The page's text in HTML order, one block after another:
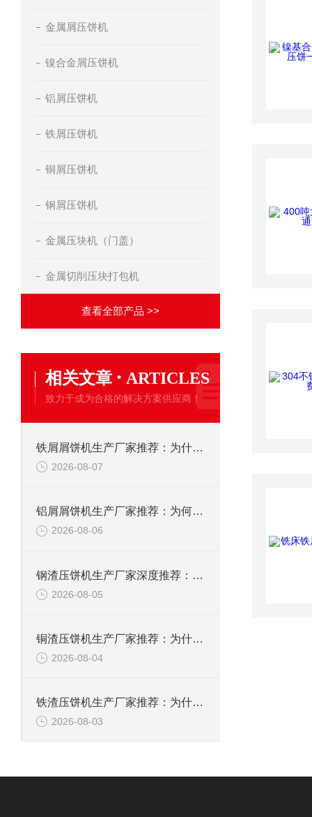
金属屑压饼机
镍合金屑压饼机
铝屑压饼机
铁屑压饼机
铜屑压饼机
钢屑压饼机
金属压块机（门盖）
金属切削压块打包机
查看全部产品 >>
相关文章 · ARTICLES
致力于成为合格的解决方案供应商！
铁屑屑饼机生产厂家推荐：为什么恩派特是您的优选伙伴
2026-08-07
铝屑屑饼机生产厂家推荐：为何恩派特成为金属回收行业的“隐形优选”？
2026-08-06
钢渣压饼机生产厂家深度推荐：为何恩派特成为高净值产线的优选
2026-08-05
铜渣压饼机生产厂家推荐：为什么恩派特成为众多企业的信赖？
2026-08-04
铁渣压饼机生产厂家推荐：为什么恩派特成为众多企业的优选？
2026-08-03